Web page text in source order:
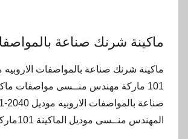
ماكينة شرنك صناعة
101 ماركة مهندس منــسى مواصفات
المهندس منــسى موديل الماكينة 101ماركة المهندس